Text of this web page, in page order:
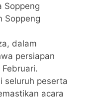
Soppeng
Soppeng
dalam
persiapan
seluruh peserta
acara